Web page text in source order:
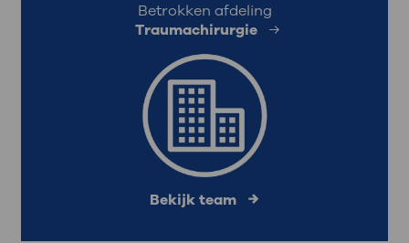
Betrokken afdeling
Traumachirurgie
Bekijk team